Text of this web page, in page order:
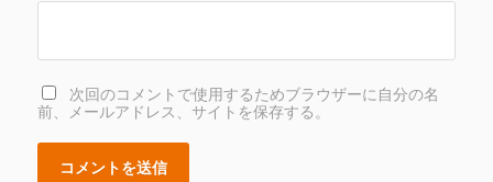
次回のコメントで使用するためブラウザーに自分の名
前、メールアドレス、サイトを保存する。